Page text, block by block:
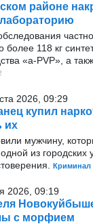
районе
118 кг
«а-PVP», а
2026, 09:29
купил
их
мужчину,
из
Криминал
2026, 09:19
с морфием